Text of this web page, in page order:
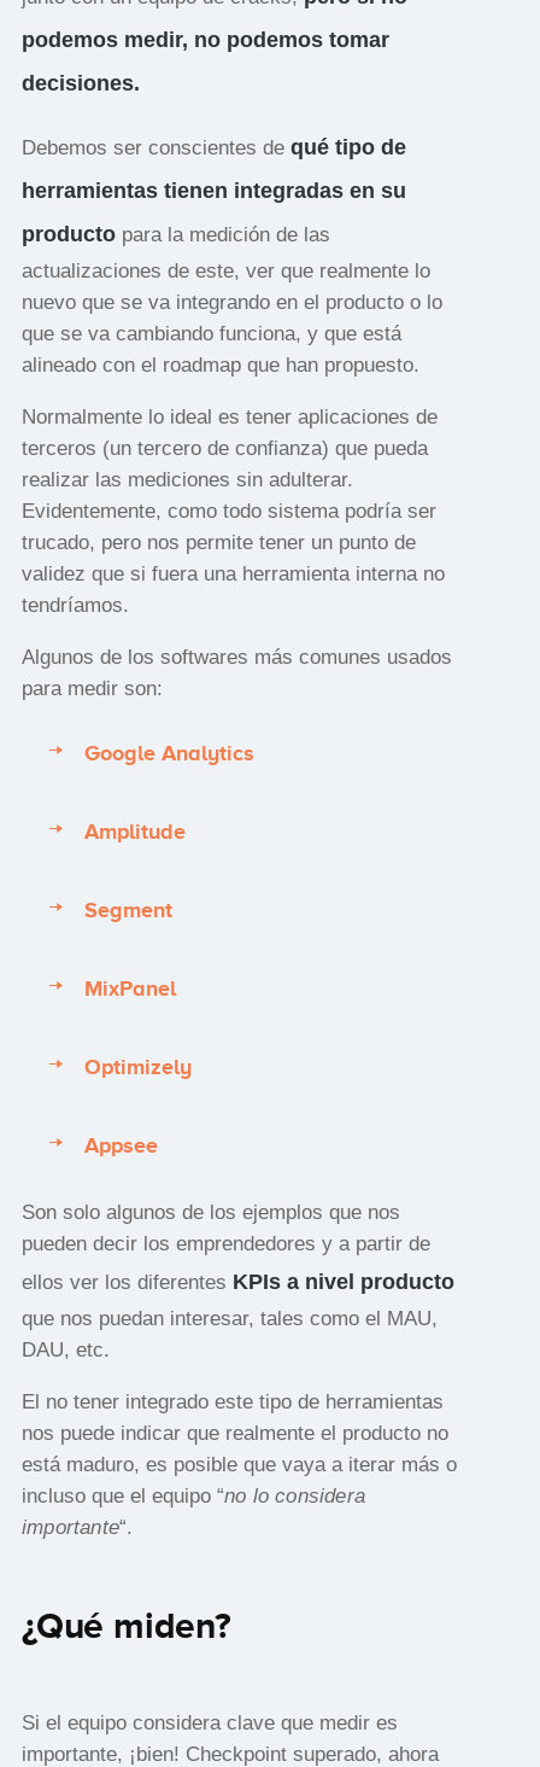
podemos medir, no podemos tomar
decisiones.
Debemos ser conscientes dequé tipo de
herramientas tienen integradas en su
productopara la medición de las
actualizaciones de este, ver que realmente lo
nuevo que se va integrando en el producto o lo
que se va cambiando funciona, y que está
alineado con el roadmap que han propuesto.
Normalmente lo ideal es tener aplicaciones de
terceros (un tercero de confianza) que pueda
realizar las mediciones sin adulterar.
Evidentemente, como todo sistema podría ser
trucado, pero nos permite tener un punto de
validez que si fuera una herramienta interna no
tendríamos.
Algunos de los softwares más comunes usados
para medir son:
Google Analytics
Amplitude
Segment
MixPanel
Optimizely
Appsee
Son solo algunos de los ejemplos que nos
pueden decir los emprendedores y a partir de
ellos ver los diferentes KPIs a nivel producto
que nos puedan interesar, tales como el MAU,
DAU, etc.
El no tener integrado este tipo de herramientas
nos puede indicar que realmente el producto no
está maduro, es posible que vaya a iterar más o
incluso que el equipo “no lo considera
importante“.
¿Qué miden?
Si el equipo considera clave que medir es
importante, ¡bien! Checkpoint superado, ahora